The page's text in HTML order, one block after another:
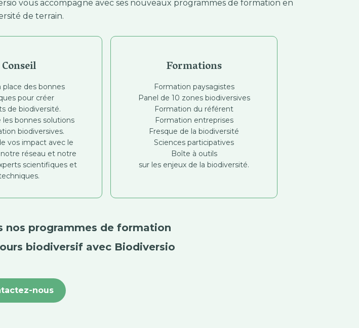
vous accompagne avec ses nouveaux programmes de formation en
de terrain.
Conseil
place des bonnes
pour créer
de biodiversité.
les bonnes solutions
biodiversives.
vos impact avec le
réseau et notre
scientifiques et
Formations
Formation paysagistes
Panel de 10 zones biodiversives
Formation du référent
Formation entreprises
Fresque de la biodiversité
Sciences participatives
Boîte à outils
sur les enjeux de la biodiversité.
nos programmes de formation
biodiversif avec Biodiversio
nous